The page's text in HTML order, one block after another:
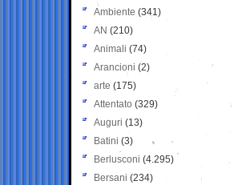
Ambiente (341)
AN (210)
Animali (74)
Arancioni (2)
arte (175)
Attentato (329)
Auguri (13)
Batini (3)
Berlusconi (4.295)
Bersani (234)